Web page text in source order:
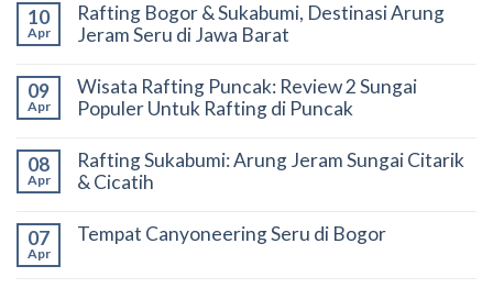
10
Apr
Rafting Bogor & Sukabumi, Destinasi Arung
Jeram Seru di Jawa Barat
09
Apr
Wisata Rafting Puncak: Review 2 Sungai
Populer Untuk Rafting di Puncak
08
Apr
Rafting Sukabumi: Arung Jeram Sungai Citarik
& Cicatih
07
Apr
Tempat Canyoneering Seru di Bogor